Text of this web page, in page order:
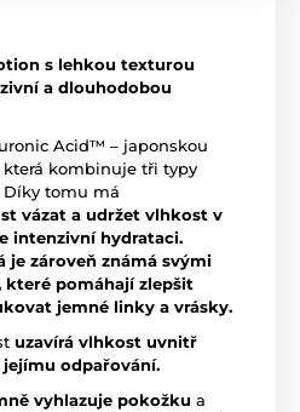
s lehkou texturou
a dlouhodobou
Acid™ – japonskou
kombinuje tři typy
Díky tomu má
vázat a udržet vlhkost v
intenzivní hydrataci.
je zároveň známá svými
pomáhají zlepšit
jemné linky a vrásky.
uzavírá vlhkost uvnitř
odpařování.
vyhlazuje pokožku a